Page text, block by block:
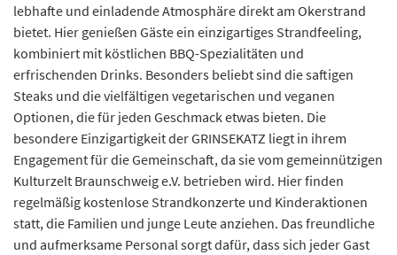
lebhafte und einladende Atmosphäre direkt am Okerstrand
bietet. Hier genießen Gäste ein einzigartiges Strandfeeling,
kombiniert mit köstlichen BBQ-Spezialitäten und
erfrischenden Drinks. Besonders beliebt sind die saftigen
Steaks und die vielfältigen vegetarischen und veganen
Optionen, die für jeden Geschmack etwas bieten. Die
besondere Einzigartigkeit der GRINSEKATZ liegt in ihrem
Engagement für die Gemeinschaft, da sie vom gemeinnützigen
Kulturzelt Braunschweig e.V. betrieben wird. Hier finden
regelmäßig kostenlose Strandkonzerte und Kinderaktionen
statt, die Familien und junge Leute anziehen. Das freundliche
und aufmerksame Personal sorgt dafür, dass sich jeder Gast